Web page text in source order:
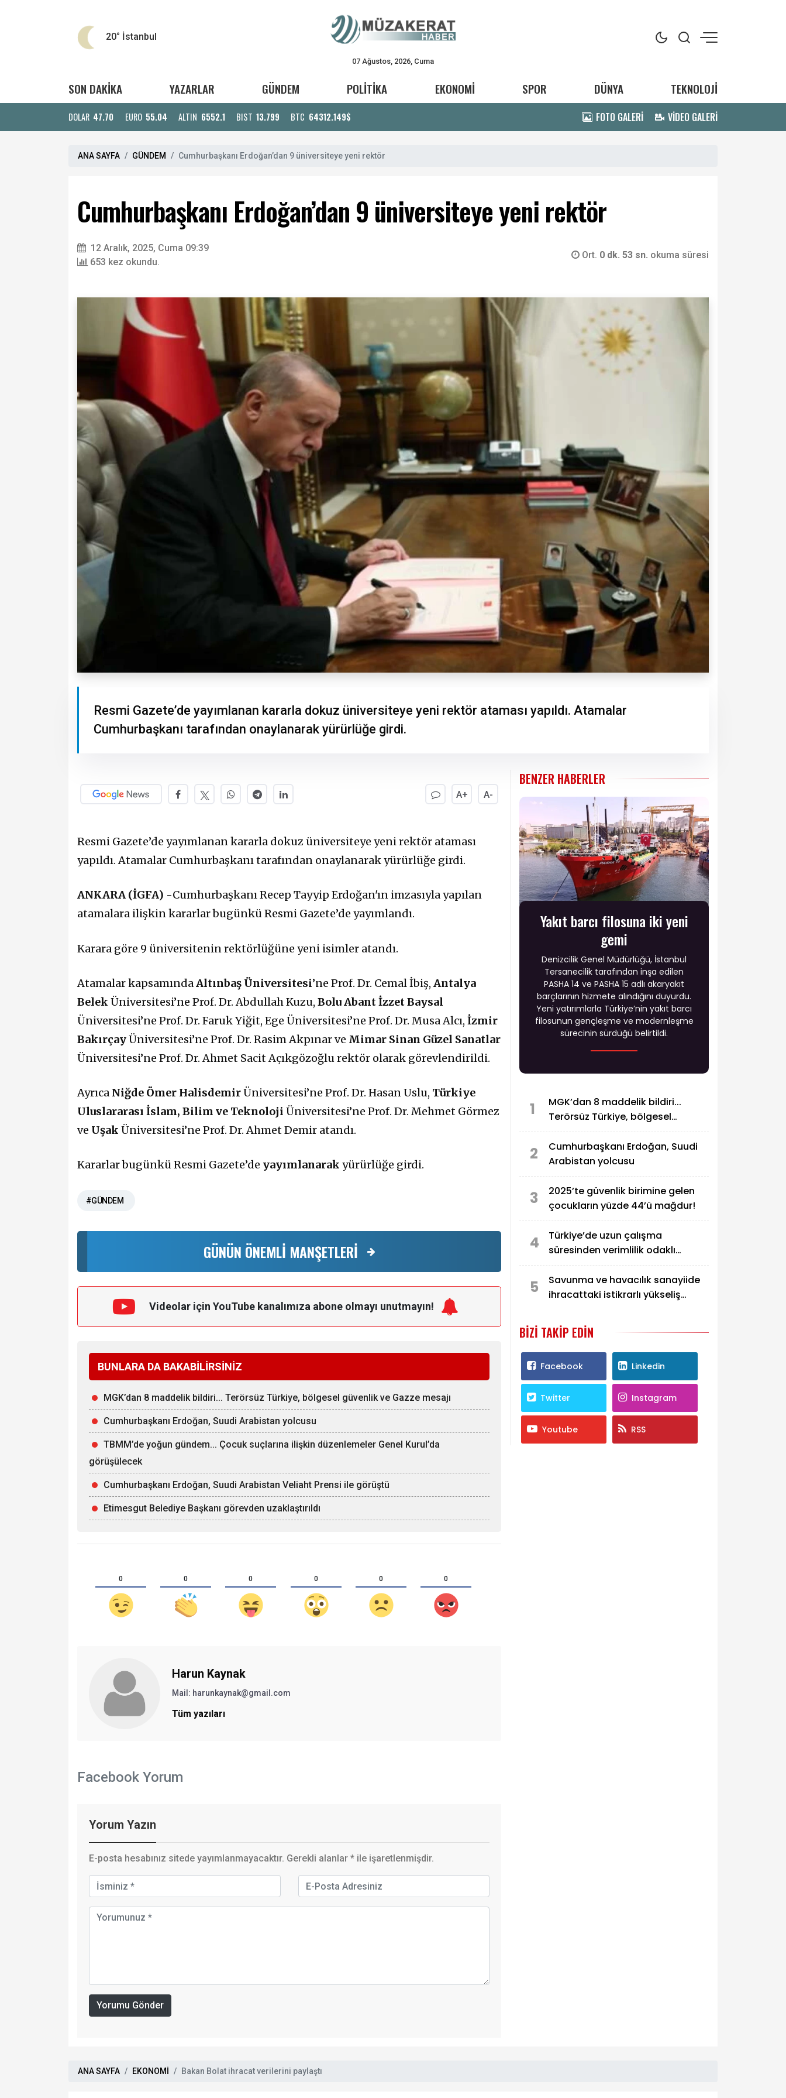
20° İstanbul
07 Ağustos, 2026, Cuma
SON DAKİKA YAZARLAR GÜNDEM POLİTİKA EKONOMİ SPOR DÜNYA TEKNOLOJİ
DOLAR 47.70 EURO 55.04 ALTIN 6552.1 BIST 13.799 BTC 64312.149$ FOTO GALERİ VİDEO GALERİ
ANA SAYFA GÜNDEM Cumhurbaşkanı Erdoğan’dan 9 üniversiteye yeni rektör
Cumhurbaşkanı Erdoğan’dan 9 üniversiteye yeni rektör
12 Aralık, 2025, Cuma 09:39
653 kez okundu.
Ort. 0 dk. 53 sn. okuma süresi
Resmi Gazete’de yayımlanan kararla dokuz üniversiteye yeni rektör ataması yapıldı. Atamalar
Cumhurbaşkanı tarafından onaylanarak yürürlüğe girdi.
A+ A-
Resmi Gazete’de yayımlanan kararla dokuz üniversiteye yeni rektör ataması
yapıldı. Atamalar Cumhurbaşkanı tarafından onaylanarak yürürlüğe girdi.
ANKARA (İGFA) -Cumhurbaşkanı Recep Tayyip Erdoğan'ın imzasıyla yapılan
atamalara ilişkin kararlar bugünkü Resmi Gazete’de yayımlandı.
Karara göre 9 üniversitenin rektörlüğüne yeni isimler atandı.
Atamalar kapsamındaAltınbaş Üniversitesi’ne Prof. Dr. Cemal İbiş, Antalya
Belek Üniversitesi’ne Prof. Dr. Abdullah Kuzu, Bolu Abant İzzet Baysal
Üniversitesi’ne Prof. Dr. Faruk Yiğit, Ege Üniversitesi’ne Prof. Dr. Musa Alcı, İzmir
BakırçayÜniversitesi’ne Prof. Dr. Rasim Akpınar ve Mimar Sinan Güzel Sanatlar
Üniversitesi’ne Prof. Dr. Ahmet Sacit Açıkgözoğlu rektör olarak görevlendirildi.
Ayrıca Niğde Ömer HalisdemirÜniversitesi’ne Prof. Dr. Hasan Uslu, Türkiye
Uluslararası İslam, Bilim ve Teknoloji Üniversitesi’ne Prof. Dr. Mehmet Görmez
ve Uşak Üniversitesi’ne Prof. Dr. Ahmet Demir atandı.
Kararlar bugünkü Resmi Gazete’de yayımlanarak yürürlüğe girdi.
#GÜNDEM
GÜNÜN ÖNEMLİ MANŞETLERİ
Videolar için YouTube kanalımıza abone olmayı unutmayın!
BUNLARA DA BAKABİLİRSİNİZ
MGK’dan 8 maddelik bildiri... Terörsüz Türkiye, bölgesel güvenlik ve Gazze mesajı
Cumhurbaşkanı Erdoğan, Suudi Arabistan yolcusu
TBMM’de yoğun gündem... Çocuk suçlarına ilişkin düzenlemeler Genel Kurul’da
görüşülecek
Cumhurbaşkanı Erdoğan, Suudi Arabistan Veliaht Prensi ile görüştü
Etimesgut Belediye Başkanı görevden uzaklaştırıldı
0 0 0 0 0 0
Harun Kaynak
Mail: harunkaynak@gmail.com
Tüm yazıları
Facebook Yorum
Yorum Yazın
E-posta hesabınız sitede yayımlanmayacaktır. Gerekli alanlar * ile işaretlenmişdir.
Yorumu Gönder
BENZER HABERLER
Yakıt barcı filosuna iki yeni
gemi
Denizcilik Genel Müdürlüğü, İstanbul
Tersanecilik tarafından inşa edilen
PASHA 14 ve PASHA 15 adlı akaryakıt
barçlarının hizmete alındığını duyurdu.
Yeni yatırımlarla Türkiye’nin yakıt barcı
filosunun gençleşme ve modernleşme
sürecinin sürdüğü belirtildi.
1
MGK’dan 8 maddelik bildiri...
Terörsüz Türkiye, bölgesel
2
Cumhurbaşkanı Erdoğan, Suudi
Arabistan yolcusu
3
2025’te güvenlik birimine gelen
çocukların yüzde 44’ü mağdur!
4
Türkiye’de uzun çalışma
süresinden verimlilik odaklı
5
Savunma ve havacılık sanayiide
ihracattaki istikrarlı yükseliş
BIZI TAKIP EDIN
Facebook Linkedin
Twitter Instagram
Youtube RSS
ANA SAYFA EKONOMİ Bakan Bolat ihracat verilerini paylaştı